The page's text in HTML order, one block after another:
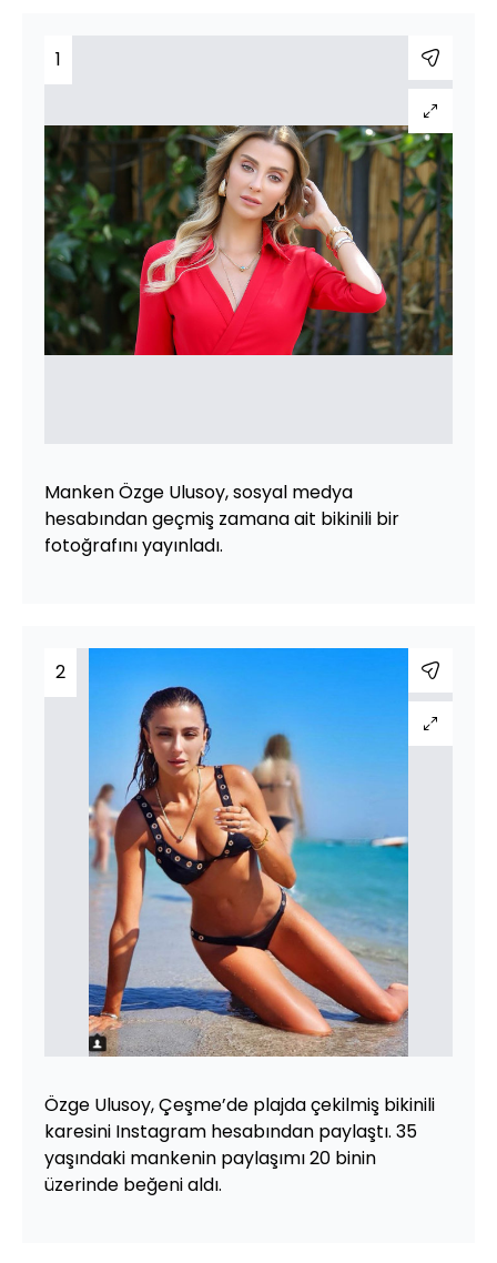
1
Manken Özge Ulusoy, sosyal medya
hesabından geçmiş zamana ait bikinili bir
fotoğrafını yayınladı.
2
Özge Ulusoy, Çeşme’de plajda çekilmiş bikinili
karesini Instagram hesabından paylaştı. 35
yaşındaki mankenin paylaşımı 20 binin
üzerinde beğeni aldı.